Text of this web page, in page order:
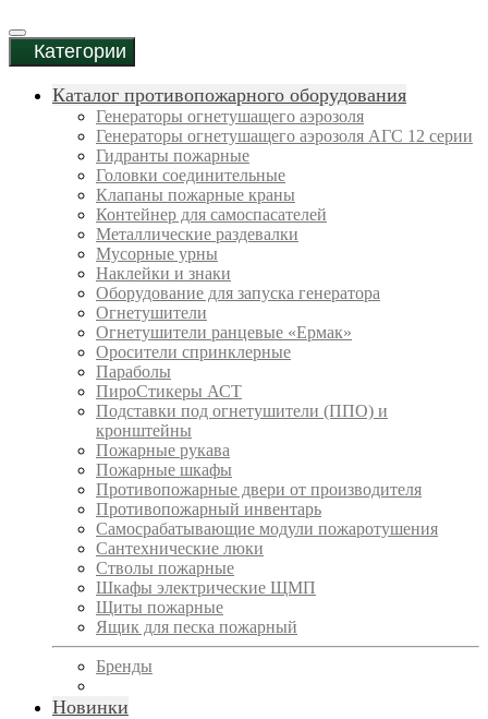
Категории
Каталог противопожарного оборудования
Генераторы огнетушащего аэрозоля
Генераторы огнетушащего аэрозоля АГС 12 серии
Гидранты пожарные
Головки соединительные
Клапаны пожарные краны
Контейнер для самоспасателей
Металлические раздевалки
Мусорные урны
Наклейки и знаки
Оборудование для запуска генератора
Огнетушители
Огнетушители ранцевые «Ермак»
Оросители спринклерные
Параболы
ПироСтикеры АСТ
Подставки под огнетушители (ППО) и
кронштейны
Пожарные рукава
Пожарные шкафы
Противопожарные двери от производителя
Противопожарный инвентарь
Самосрабатывающие модули пожаротушения
Сантехнические люки
Стволы пожарные
Шкафы электрические ЩМП
Щиты пожарные
Ящик для песка пожарный
Бренды
Новинки